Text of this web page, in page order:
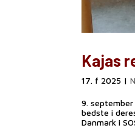
Kajas
17. f 2025 |
9.
bedste i
Danmark i